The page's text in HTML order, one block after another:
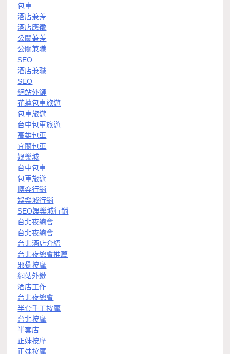
包車
酒店兼差
酒店應徵
公關兼差
公關兼職
SEO
酒店兼職
SEO
網站外鏈
花蓮包車旅遊
包車旅遊
台中包車旅遊
高雄包車
宜蘭包車
娛樂城
台中包車
包車旅遊
博弈行銷
娛樂城行銷
SEO娛樂城行銷
台北夜總會
台北夜總會
台北酒店介紹
台北夜總會推薦
邪骨按摩
網站外鏈
酒店工作
台北夜總會
半套手工按摩
台北按摩
半套店
正妹按摩
正妹按摩